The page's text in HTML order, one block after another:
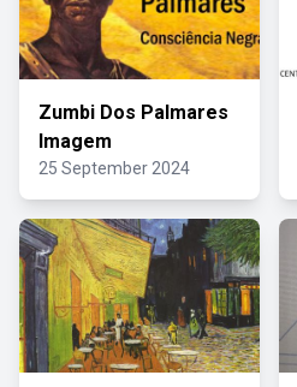
Zumbi Dos Palmares
Imagem
25 September 2024